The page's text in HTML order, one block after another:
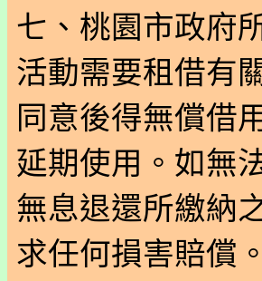
七、桃園市政府
活動需要租借有
同意後得無償借
延期使用。如無
無息退還所繳納
求任何損害賠償。